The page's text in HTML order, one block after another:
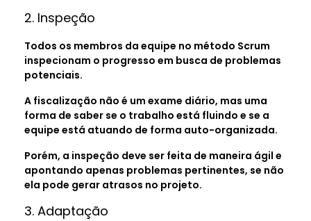
2. Inspeção
Todos os membros da equipe no método Scrum
inspecionam o progresso em busca de problemas
potenciais.
A fiscalização não é um exame diário, mas uma
forma de saber se o trabalho está fluindo e se a
equipe está atuando de forma auto-organizada.
Porém, a inspeção deve ser feita de maneira ágil e
apontando apenas problemas pertinentes, se não
ela pode gerar atrasos no projeto.
3. Adaptação